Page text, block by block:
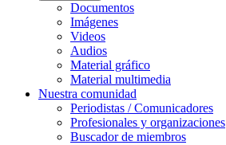
Documentos
Imágenes
Videos
Audios
Material gráfico
Material multimedia
Nuestra comunidad
Periodistas / Comunicadores
Profesionales y organizaciones
Buscador de miembros